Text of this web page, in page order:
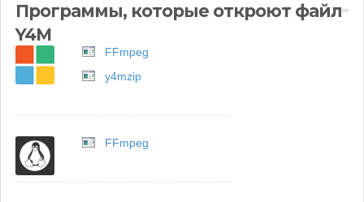
Программы, которые откроют файл
Y4M
FFmpeg
y4mzip
FFmpeg